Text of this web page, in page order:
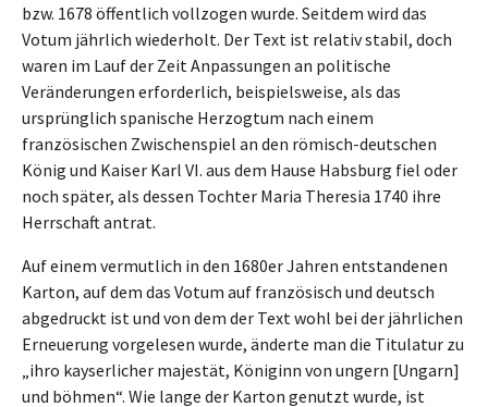
bzw. 1678 öffentlich vollzogen wurde. Seitdem wird das
Votum jährlich wiederholt. Der Text ist relativ stabil, doch
waren im Lauf der Zeit Anpassungen an politische
Veränderungen erforderlich, beispielsweise, als das
ursprünglich spanische Herzogtum nach einem
französischen Zwischenspiel an den römisch-deutschen
König und Kaiser Karl VI. aus dem Hause Habsburg fiel oder
noch später, als dessen Tochter Maria Theresia 1740 ihre
Herrschaft antrat.
Auf einem vermutlich in den 1680er Jahren entstandenen
Karton, auf dem das Votum auf französisch und deutsch
abgedruckt ist und von dem der Text wohl bei der jährlichen
Erneuerung vorgelesen wurde, änderte man die Titulatur zu
„ihro kayserlicher majestät, Königinn von ungern [Ungarn]
und böhmen“. Wie lange der Karton genutzt wurde, ist